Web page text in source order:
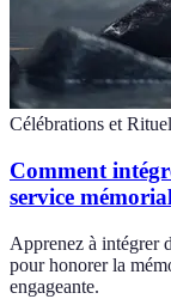
Célébrations et
Comment
service mémorial
Apprenez à intégrer
pour honorer la
engageante.